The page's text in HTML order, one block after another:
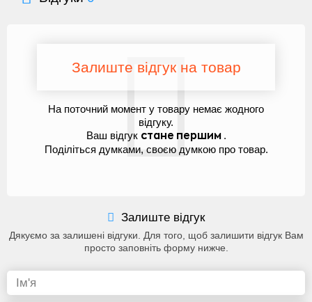
Залиште відгук на товар
На поточний момент у товару немає жодного
відгуку.
Ваш відгук стане першим .
Поділіться думками, своєю думкою про товар.
Залиште відгук
Дякуємо за залишені відгуки. Для того, щоб залишити відгук Вам
просто заповніть форму нижче.